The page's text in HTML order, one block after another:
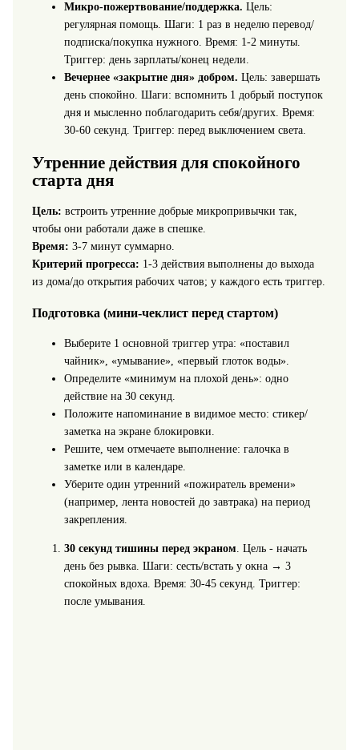
Микро-пожертвование/поддержка. Цель:
регулярная помощь. Шаги: 1 раз в неделю перевод/
подписка/покупка нужного. Время: 1-2 минуты.
Триггер: день зарплаты/конец недели.
Вечернее «закрытие дня» добром. Цель: завершать
день спокойно. Шаги: вспомнить 1 добрый поступок
дня и мысленно поблагодарить себя/других. Время:
30-60 секунд. Триггер: перед выключением света.
Утренние действия для спокойного
старта дня
Цель: встроить утренние добрые микропривычки так,
чтобы они работали даже в спешке.
Время: 3-7 минут суммарно.
Критерий прогресса: 1-3 действия выполнены до выхода
из дома/до открытия рабочих чатов; у каждого есть триггер.
Подготовка (мини‑чеклист перед стартом)
Выберите 1 основной триггер утра: «поставил
чайник», «умывание», «первый глоток воды».
Определите «минимум на плохой день»: одно
действие на 30 секунд.
Положите напоминание в видимое место: стикер/
заметка на экране блокировки.
Решите, чем отмечаете выполнение: галочка в
заметке или в календаре.
Уберите один утренний «пожиратель времени»
(например, лента новостей до завтрака) на период
закрепления.
30 секунд тишины перед экраном. Цель - начать
день без рывка. Шаги: сесть/встать у окна → 3
спокойных вдоха. Время: 30-45 секунд. Триггер:
после умывания.